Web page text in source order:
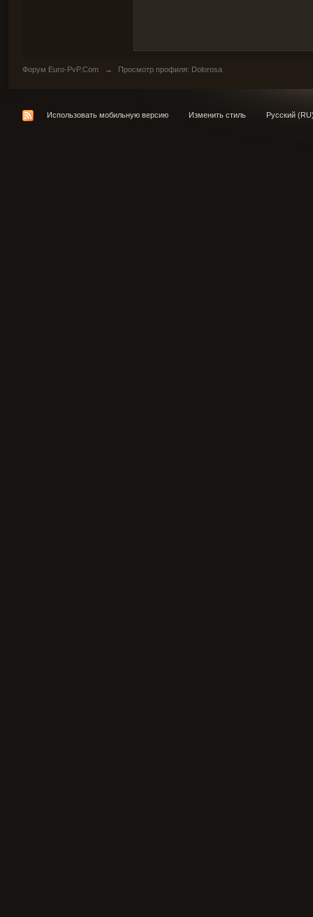
Форум Euro-PvP.Com → Просмотр профиля: Dolorosa
Использовать мобильную версию Изменить стиль Русский